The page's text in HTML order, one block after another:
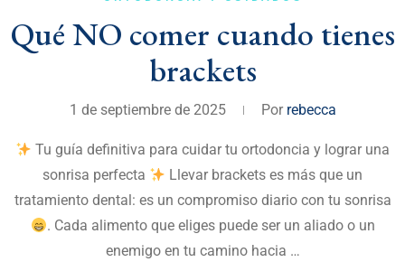
Qué NO comer cuando tienes
brackets
1 de septiembre de 2025 Por rebecca
Tu guía definitiva para cuidar tu ortodoncia y lograr una
sonrisa perfecta
Llevar brackets es más que un
tratamiento dental: es un compromiso diario con tu sonrisa
. Cada alimento que eliges puede ser un aliado o un
enemigo en tu camino hacia …